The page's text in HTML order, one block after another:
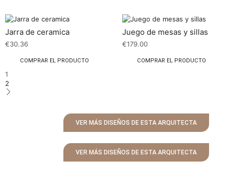
Jarra de ceramica
€30.36
COMPRAR EL PRODUCTO
Juego de mesas y sillas
€179.00
COMPRAR EL PRODUCTO
1
2
VER MÁS DISEÑOS DE ESTA ARQUITECTA
VER MÁS DISEÑOS DE ESTA ARQUITECTA